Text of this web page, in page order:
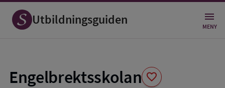
Utbildningsguiden MENY
Engelbrektsskolan favorite
Spara
som
favorit